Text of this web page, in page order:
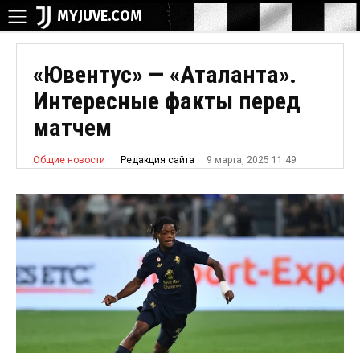
MYJUVE.COM
«Ювентус» — «Аталанта».
Интересные факты перед
матчем
Общие новости Редакция сайта 9 марта, 2025 11:49